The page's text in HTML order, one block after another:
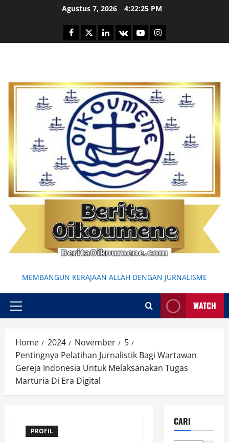
Agustus 7, 2026 4:22:26 PM
Facebook
TwitterLinkedin
VK YoutubeInstagram
MEMBANGUN KERAJAAN ALLAH DENGAN JURNALISME
Primary
WATCH
Home 2024 November
5
Pentingnya Pelatihan Jurnalistik Bagi Wartawan
Gereja Indonesia Untuk Melaksanakan Tugas
Marturia Di Era Digital
PROFIL
CARI